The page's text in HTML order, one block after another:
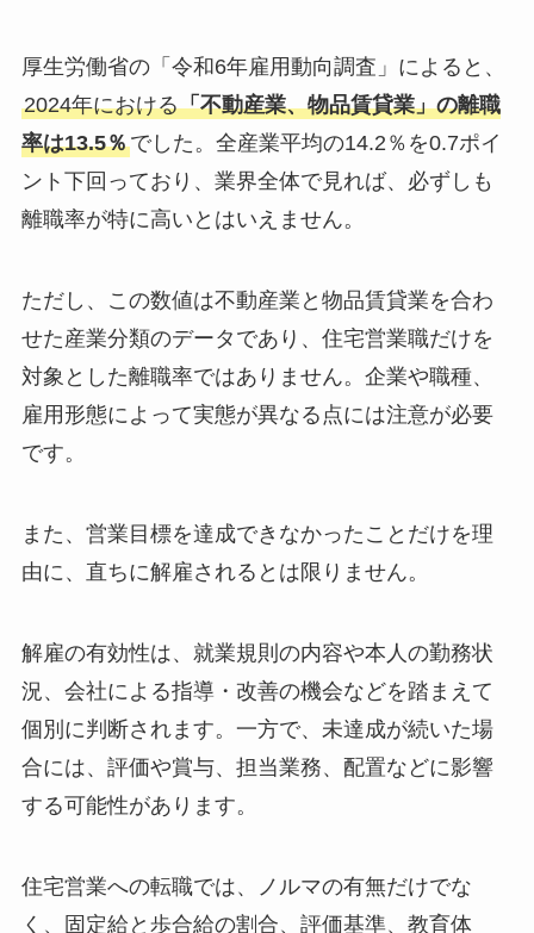
厚生労働省の「令和6年雇用動向調査」によると、
2024年における「不動産業、物品賃貸業」の離職
率は13.5％でした。全産業平均の14.2％を0.7ポイ
ント下回っており、業界全体で見れば、必ずしも
離職率が特に高いとはいえません。
ただし、この数値は不動産業と物品賃貸業を合わ
せた産業分類のデータであり、住宅営業職だけを
対象とした離職率ではありません。企業や職種、
雇用形態によって実態が異なる点には注意が必要
です。
また、営業目標を達成できなかったことだけを理
由に、直ちに解雇されるとは限りません。
解雇の有効性は、就業規則の内容や本人の勤務状
況、会社による指導・改善の機会などを踏まえて
個別に判断されます。一方で、未達成が続いた場
合には、評価や賞与、担当業務、配置などに影響
する可能性があります。
住宅営業への転職では、ノルマの有無だけでな
く、固定給と歩合給の割合、評価基準、教育体